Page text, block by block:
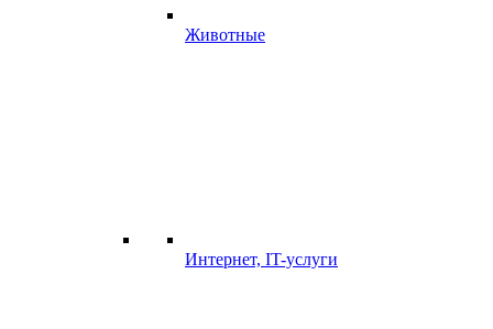
Животные
Интернет, IT-услуги